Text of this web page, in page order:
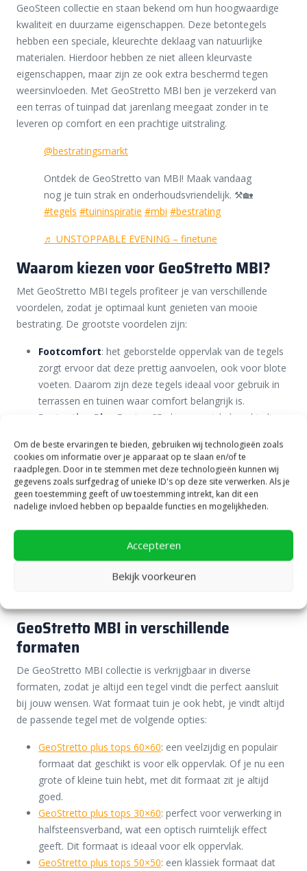
Om de beste ervaringen te bieden, gebruiken wij technologieën zoals
cookies om informatie over je apparaat op te slaan en/of te
raadplegen. Door in te stemmen met deze technologieën kunnen wij
gegevens zoals surfgedrag of unieke ID's op deze site verwerken. Als je
geen toestemming geeft of uw toestemming intrekt, kan dit een
nadelige invloed hebben op bepaalde functies en mogelijkheden.
Accepteren
Bekijk voorkeuren
GeoSteen collectie en staan bekend om hun hoogwaardige
kwaliteit en duurzame eigenschappen. Deze betontegels
hebben een speciale, kleurechte deklaag van natuurlijke
materialen. Hierdoor hebben ze niet alleen kleurvaste
eigenschappen, maar zijn ze ook extra beschermd tegen
weersinvloeden. Met GeoStretto MBI ben je verzekerd van
een terras of tuinpad dat jarenlang meegaat zonder in te
leveren op comfort en een prachtige uitstraling.
@bestratingsmarkt
Ontdek de GeoStretto van MBI! Maak vandaag
nog je tuin strak en onderhoudsvriendelijk. ⚒️🏡
#tegels #tuininspiratie #mbi #bestrating
♬ UNSTOPPABLE EVENING – finetune
Waarom kiezen voor GeoStretto MBI?
Met GeoStretto MBI tegels profiteer je van verschillende
voordelen, zodat je optimaal kunt genieten van mooie
bestrating. De grootste voordelen zijn:
Footcomfort: het geborstelde oppervlak van de tegels
zorgt ervoor dat deze prettig aanvoelen, ook voor blote
voeten. Daarom zijn deze tegels ideaal voor gebruik in
terrassen en tuinen waar comfort belangrijk is.
Protection Plus Factor 25 : deze speciale laag biedt
tegels minder snel groen en zijn ze beschermd tegen
vocht en vuil. Daarom zijn GeoStretto tegels gemakkelijk
schoon te maken. Dit betekent dat jouw tuin er langer
verzorgd uitziet zonder dat je veel tijd kwijt bent aan
onderhoud.
Kleurvastheid: de natuurlijke materialen in de deklaag
zorgen ervoor dat de tegels hun kleur behouden, zelfs
bij blootstelling aan zonlicht. Dit garandeert dat jouw
GeoStretto MBI tegels er na jaren nog steeds mooi
GeoStretto MBI in verschillende
formaten
De GeoStretto MBI collectie is verkrijgbaar in diverse
formaten, zodat je altijd een tegel vindt die perfect aansluit
bij jouw wensen. Wat formaat tuin je ook hebt, je vindt altijd
de passende tegel met de volgende opties:
GeoStretto plus tops 60×60: een veelzijdig en populair
formaat dat geschikt is voor elk oppervlak. Of je nu een
grote of kleine tuin hebt, met dit formaat zit je altijd
goed.
GeoStretto plus tops 30×60: perfect voor verwerking in
halfsteensverband, wat een optisch ruimtelijk effect
geeft. Dit formaat is ideaal voor elk oppervlak.
GeoStretto plus tops 50×50: een klassiek formaat dat